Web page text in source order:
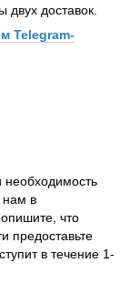
двух доставок.
Telegram-
необходимость
нам в
что
предоставьте
в течение 1-